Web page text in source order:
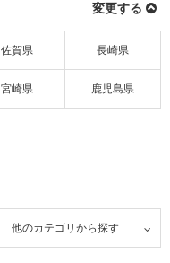
変更する
佐賀県 長崎県
宮崎県 鹿児島県
他のカテゴリから探す